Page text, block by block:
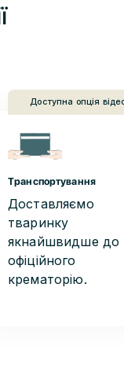
Транспортування
Доставляємо
тваринку
якнайшвидше до
офіційного
крематорію.
Доступна опція